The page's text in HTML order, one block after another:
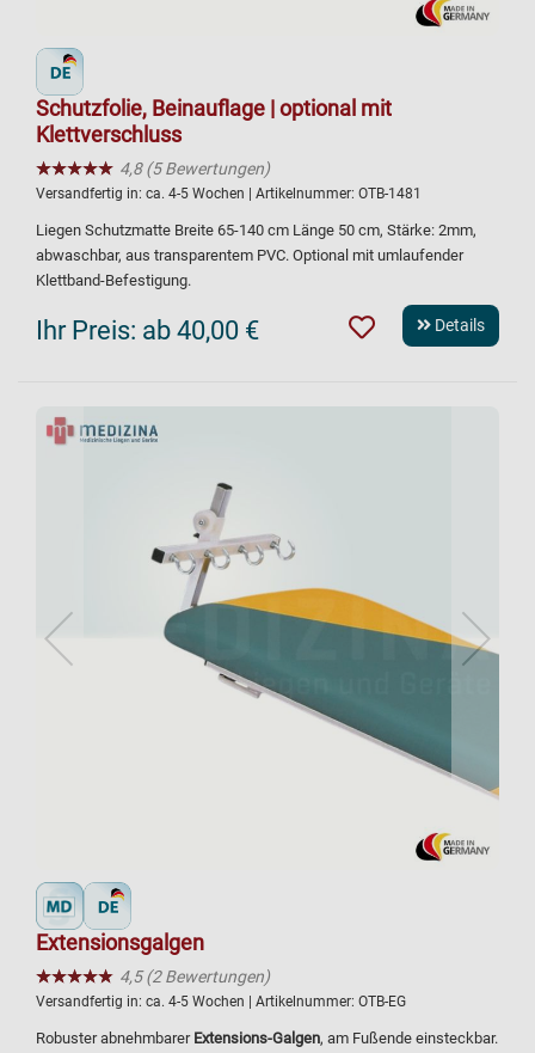
Schutzfolie, Beinauflage | optional mit
Klettverschluss
★★★★★
☆☆☆☆☆ 4,8 (5 Bewertungen)
Versandfertig in: ca. 4-5 Wochen | Artikelnummer: OTB-1481
Liegen Schutzmatte Breite 65-140 cm Länge 50 cm, Stärke: 2mm,
abwaschbar, aus transparentem PVC. Optional mit umlaufender
Klettband-Befestigung.
Ihr Preis: ab 40,00 € Details
Extensionsgalgen
★★★★★
☆☆☆☆☆ 4,5 (2 Bewertungen)
Versandfertig in: ca. 4-5 Wochen | Artikelnummer: OTB-EG
Robuster abnehmbarer Extensions-Galgen, am Fußende einsteckbar.